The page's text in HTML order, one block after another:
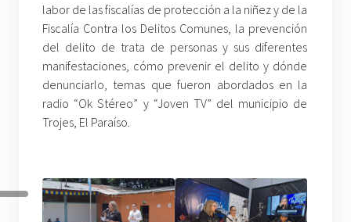
labor de las fiscalías de protección a la niñez y de la
Fiscalía Contra los Delitos Comunes, la prevención
del delito de trata de personas y sus diferentes
manifestaciones, cómo prevenir el delito y dónde
denunciarlo, temas que fueron abordados en la
radio “Ok Stéreo” y “Joven TV” del municipio de
Trojes, El Paraíso.